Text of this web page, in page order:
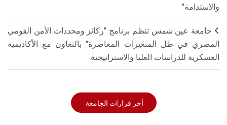
والاستدامة"
جامعة عين شمس تنظم برنامج "ركائز ومحددات الأمن القومي
المصري في ظل المتغيرات المعاصرة" بالتعاون مع الأكاديمية
العسكرية للدراسات العليا والاستراتيجية
أخر قرارات الجامعة